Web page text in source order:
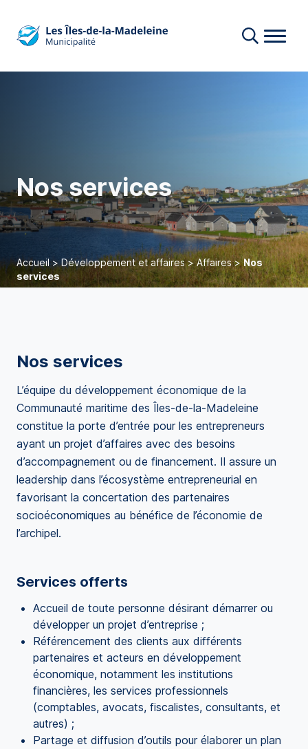
Nos services
Accueil>Développement et affaires>Affaires>Nos
services
Nos services
L’équipe du développement économique de la
Communauté maritime des Îles-de-la-Madeleine
constitue la porte d’entrée pour les entrepreneurs
ayant un projet d’affaires avec des besoins
d’accompagnement ou de financement. Il assure un
leadership dans l’écosystème entrepreneurial en
favorisant la concertation des partenaires
socioéconomiques au bénéfice de l’économie de
l’archipel.
Services offerts
Accueil de toute personne désirant démarrer ou
développer un projet d’entreprise ;
Référencement des clients aux différents
partenaires et acteurs en développement
économique, notamment les institutions
financières, les services professionnels
(comptables, avocats, fiscalistes, consultants, et
autres) ;
Partage et diffusion d’outils pour élaborer un plan